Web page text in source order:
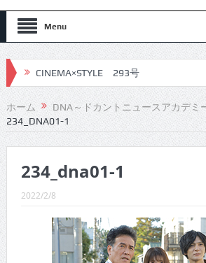
Menu
CINEMA×STYLE 293号
CINEMA×STYLE 292号
CINEMA×STYLE 291号
CINEMA×STYLE 289号
CINEMA×STYLE 287号
CINEMA×STYLE 286号
ホーム
DNA～ドカントニュースアカデミ
234_DNA01-1
234_dna01-1
2022/2/8